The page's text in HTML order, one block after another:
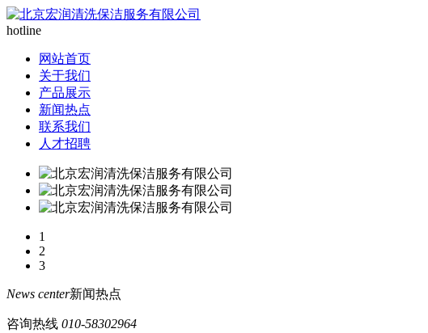
hotline
网站首页
关于我们
产品展示
新闻热点
联系我们
人才招聘
1
2
3
News center新闻热点
咨询热线 010-58302964